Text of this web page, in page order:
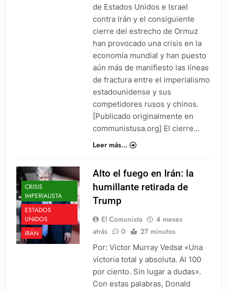
de Estados Unidos e Israel
contra Irán y el consiguiente
cierre del estrecho de Ormuz
han provocado una crisis en la
economía mundial y han puesto
aún más de manifiesto las líneas
de fractura entre el imperialismo
estadounidense y sus
competidores rusos y chinos.
[Publicado originalmente en
communistusa.org] El cierre…
Leer más...
CRISIS
IMPERIALISTA
ESTADOS
UNIDOS
IRÁN
Alto el fuego en Irán: la
humillante retirada de
Trump
El Comunista
4 meses
atrás
0 27 minutos
Por: Victor Murray Vedsø «Una
victoria total y absoluta. Al 100
por ciento. Sin lugar a dudas».
Con estas palabras, Donald